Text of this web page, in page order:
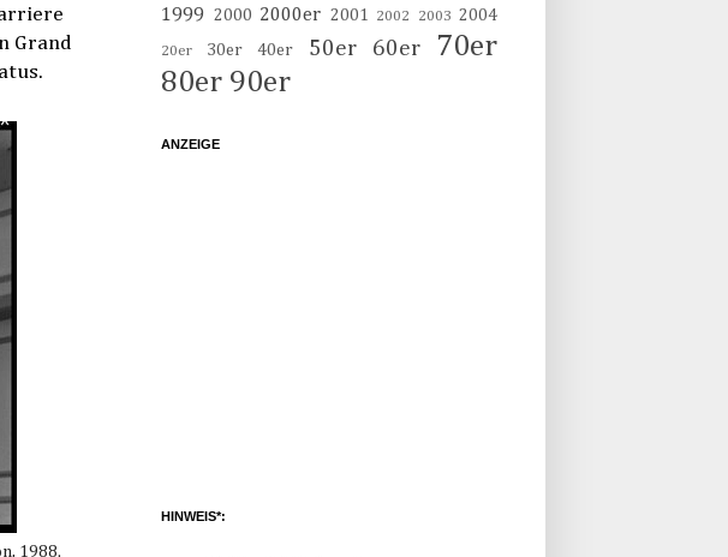
Grand
1988.
1999
2000 2000er 2001 2002 2003 2004
20er 30er 40er 50er 60er
70er
80er 90er
ANZEIGE
HINWEIS*: